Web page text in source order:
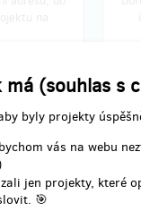
(souhlas s
byly projekty
vás na webu
jen projekty, které
🎯
36 z 50
+